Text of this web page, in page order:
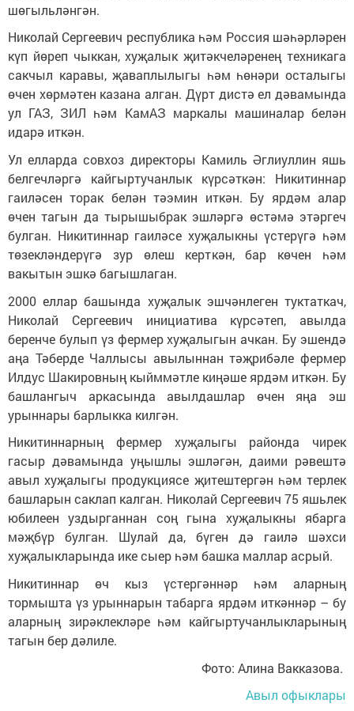
шөгыльләнгән.
Николай Сергеевич республика һәм Россия шәһәрләрен
күп йөреп чыккан, хуҗалык җитәкчеләренең техникага
сакчыл каравы, җаваплылыгы һәм һөнәри осталыгы
өчен хөрмәтен казана алган. Дүрт дистә ел дәвамында
ул ГАЗ, ЗИЛ һәм КамАЗ маркалы машиналар белән
идарә иткән.
Ул елларда совхоз директоры Камиль Әглиуллин яшь
белгечләргә кайгыртучанлык күрсәткән: Никитиннар
гаиләсен торак белән тәэмин иткән. Бу ярдәм алар
өчен тагын да тырышыбрак эшләргә өстәмә этәргеч
булган. Никитиннар гаиләсе хуҗалыкны үстерүгә һәм
төзекләндерүгә зур өлеш керткән, бар көчен һәм
вакытын эшкә багышлаган.
2000 еллар башында хуҗалык эшчәнлеген туктаткач,
Николай Сергеевич инициатива күрсәтеп, авылда
беренче булып үз фермер хуҗалыгын ачкан. Бу эшендә
аңа Тәберде Чаллысы авылыннан тәҗрибәле фермер
Илдус Шакировның кыйммәтле киңәше ярдәм иткән. Бу
башлангыч аркасында авылдашлар өчен яңа эш
урыннары барлыкка килгән.
Никитиннарның фермер хуҗалыгы районда чирек
гасыр дәвамында уңышлы эшләгән, даими рәвештә
авыл хуҗалыгы продукциясе җитештергән һәм терлек
башларын саклап калган. Николай Сергеевич 75 яшьлек
юбилеен уздырганнан соң гына хуҗалыкны ябарга
мәҗбүр булган. Шулай да, бүген дә гаилә шәхси
хуҗалыкларында ике сыер һәм башка маллар асрый.
Никитиннар өч кыз үстергәннәр һәм аларның
тормышта үз урыннарын табарга ярдәм иткәннәр – бу
аларның зирәклекләре һәм кайгыртучанлыкларының
тагын бер дәлиле.
Фото: Алина Вакказова.
Авыл офыклары